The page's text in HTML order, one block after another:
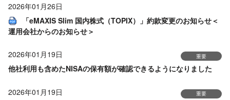
2026年01月26日
「eMAXIS Slim 国内株式（TOPIX）」約款変更のお知らせ＜
運用会社からのお知らせ＞
2026年01月19日 重要
他社利用も含めたNISAの保有額が確認できるようになりました
2026年01月19日 重要